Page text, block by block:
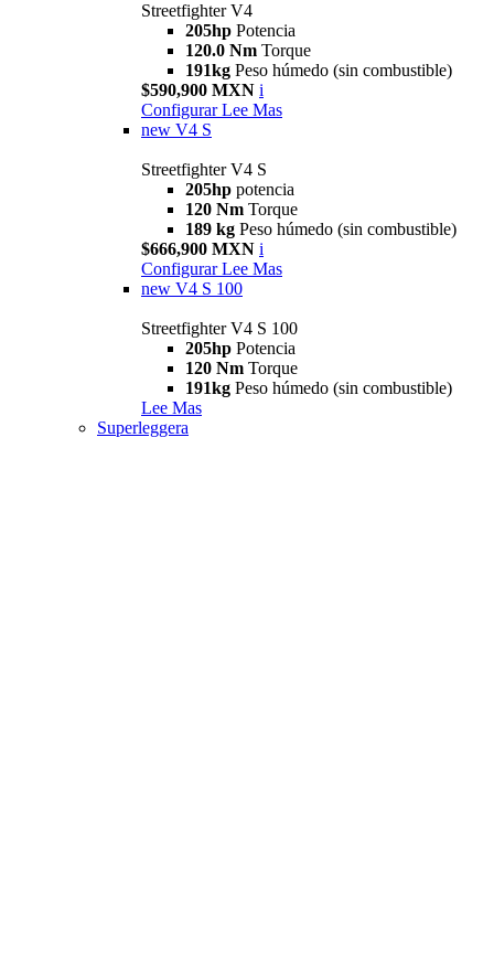
Streetfighter V4
205hp Potencia
120.0 Nm Torque
191kg Peso húmedo (sin combustible)
$590,900 MXN i
Configurar Lee Mas
new V4 S
Streetfighter V4 S
205hp potencia
120 Nm Torque
189 kg Peso húmedo (sin combustible)
$666,900 MXN i
Configurar Lee Mas
new V4 S 100
Streetfighter V4 S 100
205hp Potencia
120 Nm Torque
191kg Peso húmedo (sin combustible)
Lee Mas
Superleggera